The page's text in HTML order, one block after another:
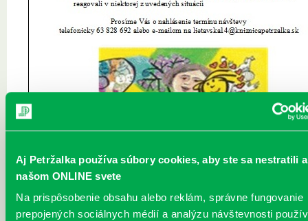
Aj Petržalka používa súbory cookies, aby ste sa nestratili
našom ONLINE svete
Na prispôsobenie obsahu alebo reklám, správne fungovanie
prepojených sociálnych médií a analýzu návštevnosti